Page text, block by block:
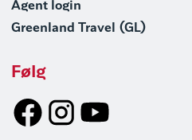
Agent login
Greenland Travel (GL)
Følg